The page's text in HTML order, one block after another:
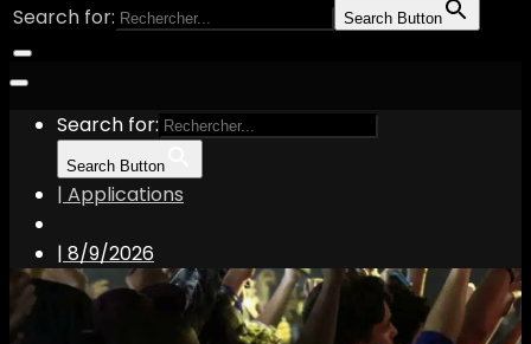
Search for: Search Button
Search for:
Search Button
| Applications
| 8/9/2026